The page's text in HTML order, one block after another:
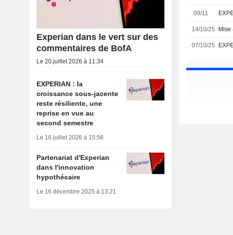
09/11
14/10/25
07/10/25
Experian dans le vert sur des
commentaires de BofA
Le 20 juillet 2026 à 11:34
EXPERIAN : la
croissance sous-jacente
reste résiliente, une
reprise en vue au
second semestre
Le 16 juillet 2026 à 15:56
Partenariat d'Experian
dans l'innovation
hypothécaire
Le 16 décembre 2025 à 13:21